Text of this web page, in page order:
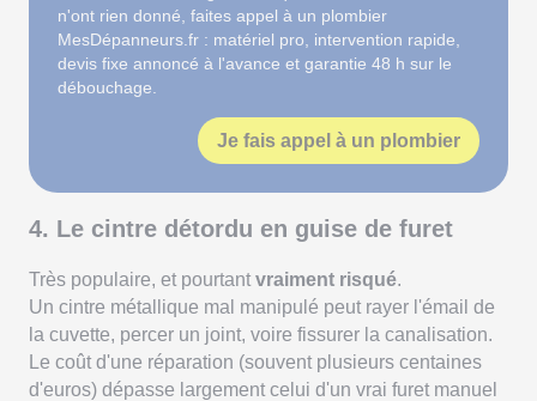
n'ont rien donné, faites appel à un plombier
MesDépanneurs.fr : matériel pro, intervention rapide,
devis fixe annoncé à l'avance et garantie 48 h sur le
débouchage.
Je fais appel à un plombier
4. Le cintre détordu en guise de furet
Très populaire, et pourtant vraiment risqué.
Un cintre métallique mal manipulé peut rayer l'émail de
la cuvette, percer un joint, voire fissurer la canalisation.
Le coût d'une réparation (souvent plusieurs centaines
d'euros) dépasse largement celui d'un vrai furet manuel